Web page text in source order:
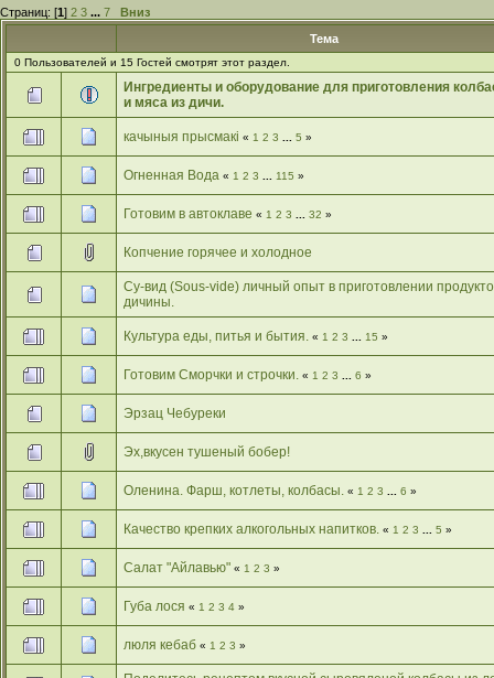
Страниц: [1] 2 3 ... 7
Вниз
Тема
0 Пользователей и 15 Гостей смотрят этот раздел.
Ингредиенты и оборудование для приготовления
и мяса из дичи.
качыныя прысмакі « 1 2 3 5 »
Огненная Вода « 1 2 3 115 »
Готовим в автоклаве « 1 2 3 32 »
Копчение горячее и холодное
Су-вид (Sous-vide) личный опыт в приготовлении
дичины.
Культура еды, питья и бытия. « 1 2 3 15 »
Готовим Сморчки и строчки. « 1 2 3 6 »
Эрзац Чебуреки
Эх,вкусен тушеный бобер!
Оленина. Фарш, котлеты, колбасы. « 1 2 3 6 »
Качество крепких алкогольных напитков. « 1 2 3 5 »
Салат "Айлавью" « 1 2 3 »
Губа лося « 1 2 3 4 »
люля кебаб « 1 2 3 »